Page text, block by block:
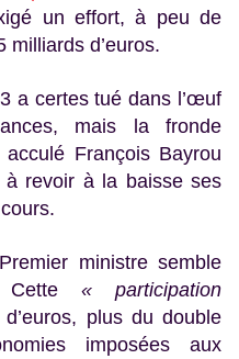
un effort, à peu de
milliards d’euros.
a certes tué dans l’œuf
mais la fronde
François Bayrou
revoir à la baisse ses
ministre semble
« participation
plus du double
imposées aux